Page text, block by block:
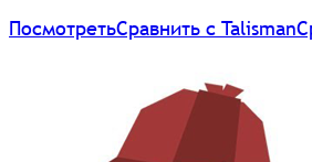
ПосмотретьСравнить с Talisman